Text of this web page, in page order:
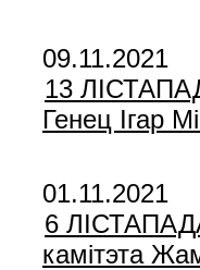
09.11.2021
13
Генец Ігар
01.11.2021
6 ЛIСТАПАДА
камітэта